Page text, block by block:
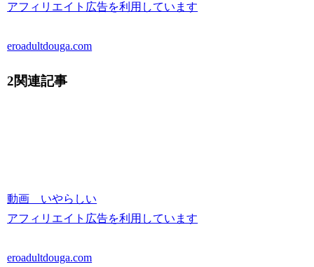
アフィリエイト広告を利用しています
eroadultdouga.com
2関連記事
動画 いやらしい
アフィリエイト広告を利用しています
eroadultdouga.com